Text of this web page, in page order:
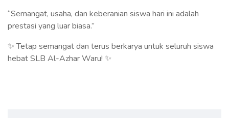
“Semangat, usaha, dan keberanian siswa hari ini adalah
prestasi yang luar biasa.”
✨ Tetap semangat dan terus berkarya untuk seluruh siswa
hebat SLB Al-Azhar Waru! ✨